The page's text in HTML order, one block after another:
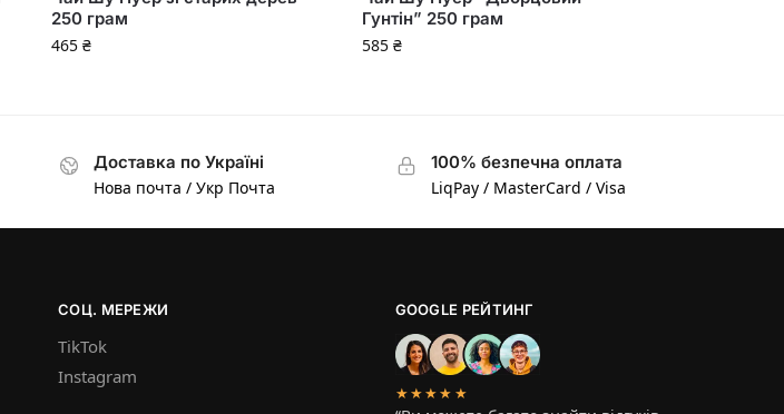
250 грам
465₴
Гунтін” 250 грам
585₴
Доставка по Україні
Нова почта / Укр Почта
100% безпечна оплата
LiqPay / MasterCard / Visa
СОЦ. МЕРЕЖИ
TikTok
Instagram
GOOGLE РЕЙТИНГ
★★★★★